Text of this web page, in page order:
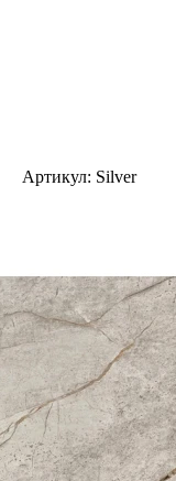
Артикул: Silver